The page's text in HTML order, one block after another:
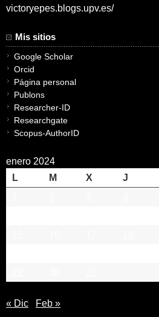
victoryepes.blogs.upv.es/
Mis sitios
Google Scholar
Orcid
Página personal
Publons
Researcher-ID
Researchgate
Scopus-AuthorID
enero 2024
L
M X J
« Dic Feb »